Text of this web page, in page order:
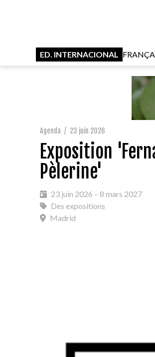
ED. INTERNACIONAL
Agenda / 23 juin 2026
Exposition
Pèlerine'
23 juin 2026 – 8 mars 2027
Des expositions
Madrid